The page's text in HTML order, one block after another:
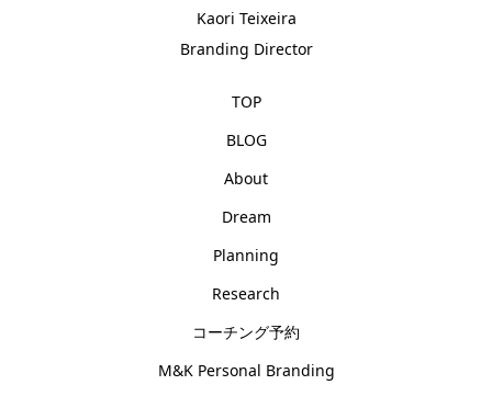
Kaori Teixeira
Branding Director
TOP
BLOG
About
Dream
Planning
Research
コーチング予約
M&K Personal Branding